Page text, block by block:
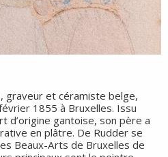
graveur et céramiste belge,
1855 à Bruxelles. Issu
d’origine gantoise, son père a
en plâtre. De Rudder se
Beaux-Arts de Bruxelles de